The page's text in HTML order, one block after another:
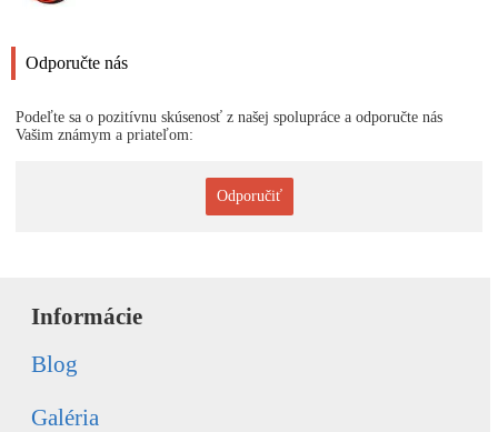
Odporučte nás
Podeľte sa o pozitívnu skúsenosť z našej spolupráce a odporučte nás
Vašim známym a priateľom:
Odporučiť
Informácie
Blog
Galéria